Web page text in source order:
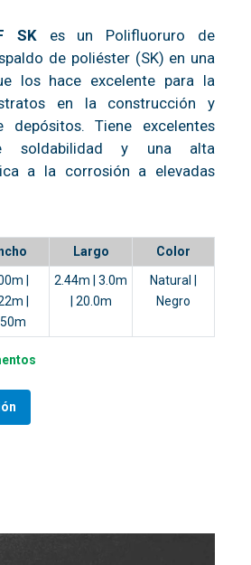
SKes un Polifluoruro de
de poliéster (SK) en una
los hace excelente para la
en la construcción y
depósitos. Tiene excelentes
soldabilidad y una alta
a la corrosión a elevadas
Largo
Color
|
|
2.44m | 3.0m
| 20.0m
Natural |
Negro